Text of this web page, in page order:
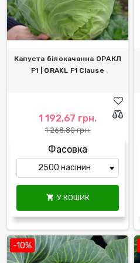
Капуста білокачанна ОРАКЛ
F1 | ORAKL F1 Clause
1 192,67 грн.
1 268,80 грн.
Фасовка
 У КОШИК
-10%